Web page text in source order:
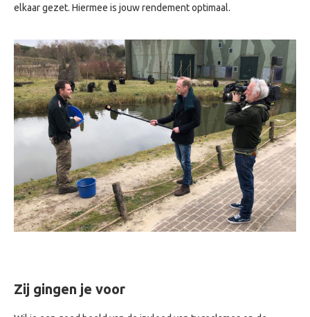
elkaar gezet. Hiermee is jouw rendement optimaal.
Zij gingen je voor